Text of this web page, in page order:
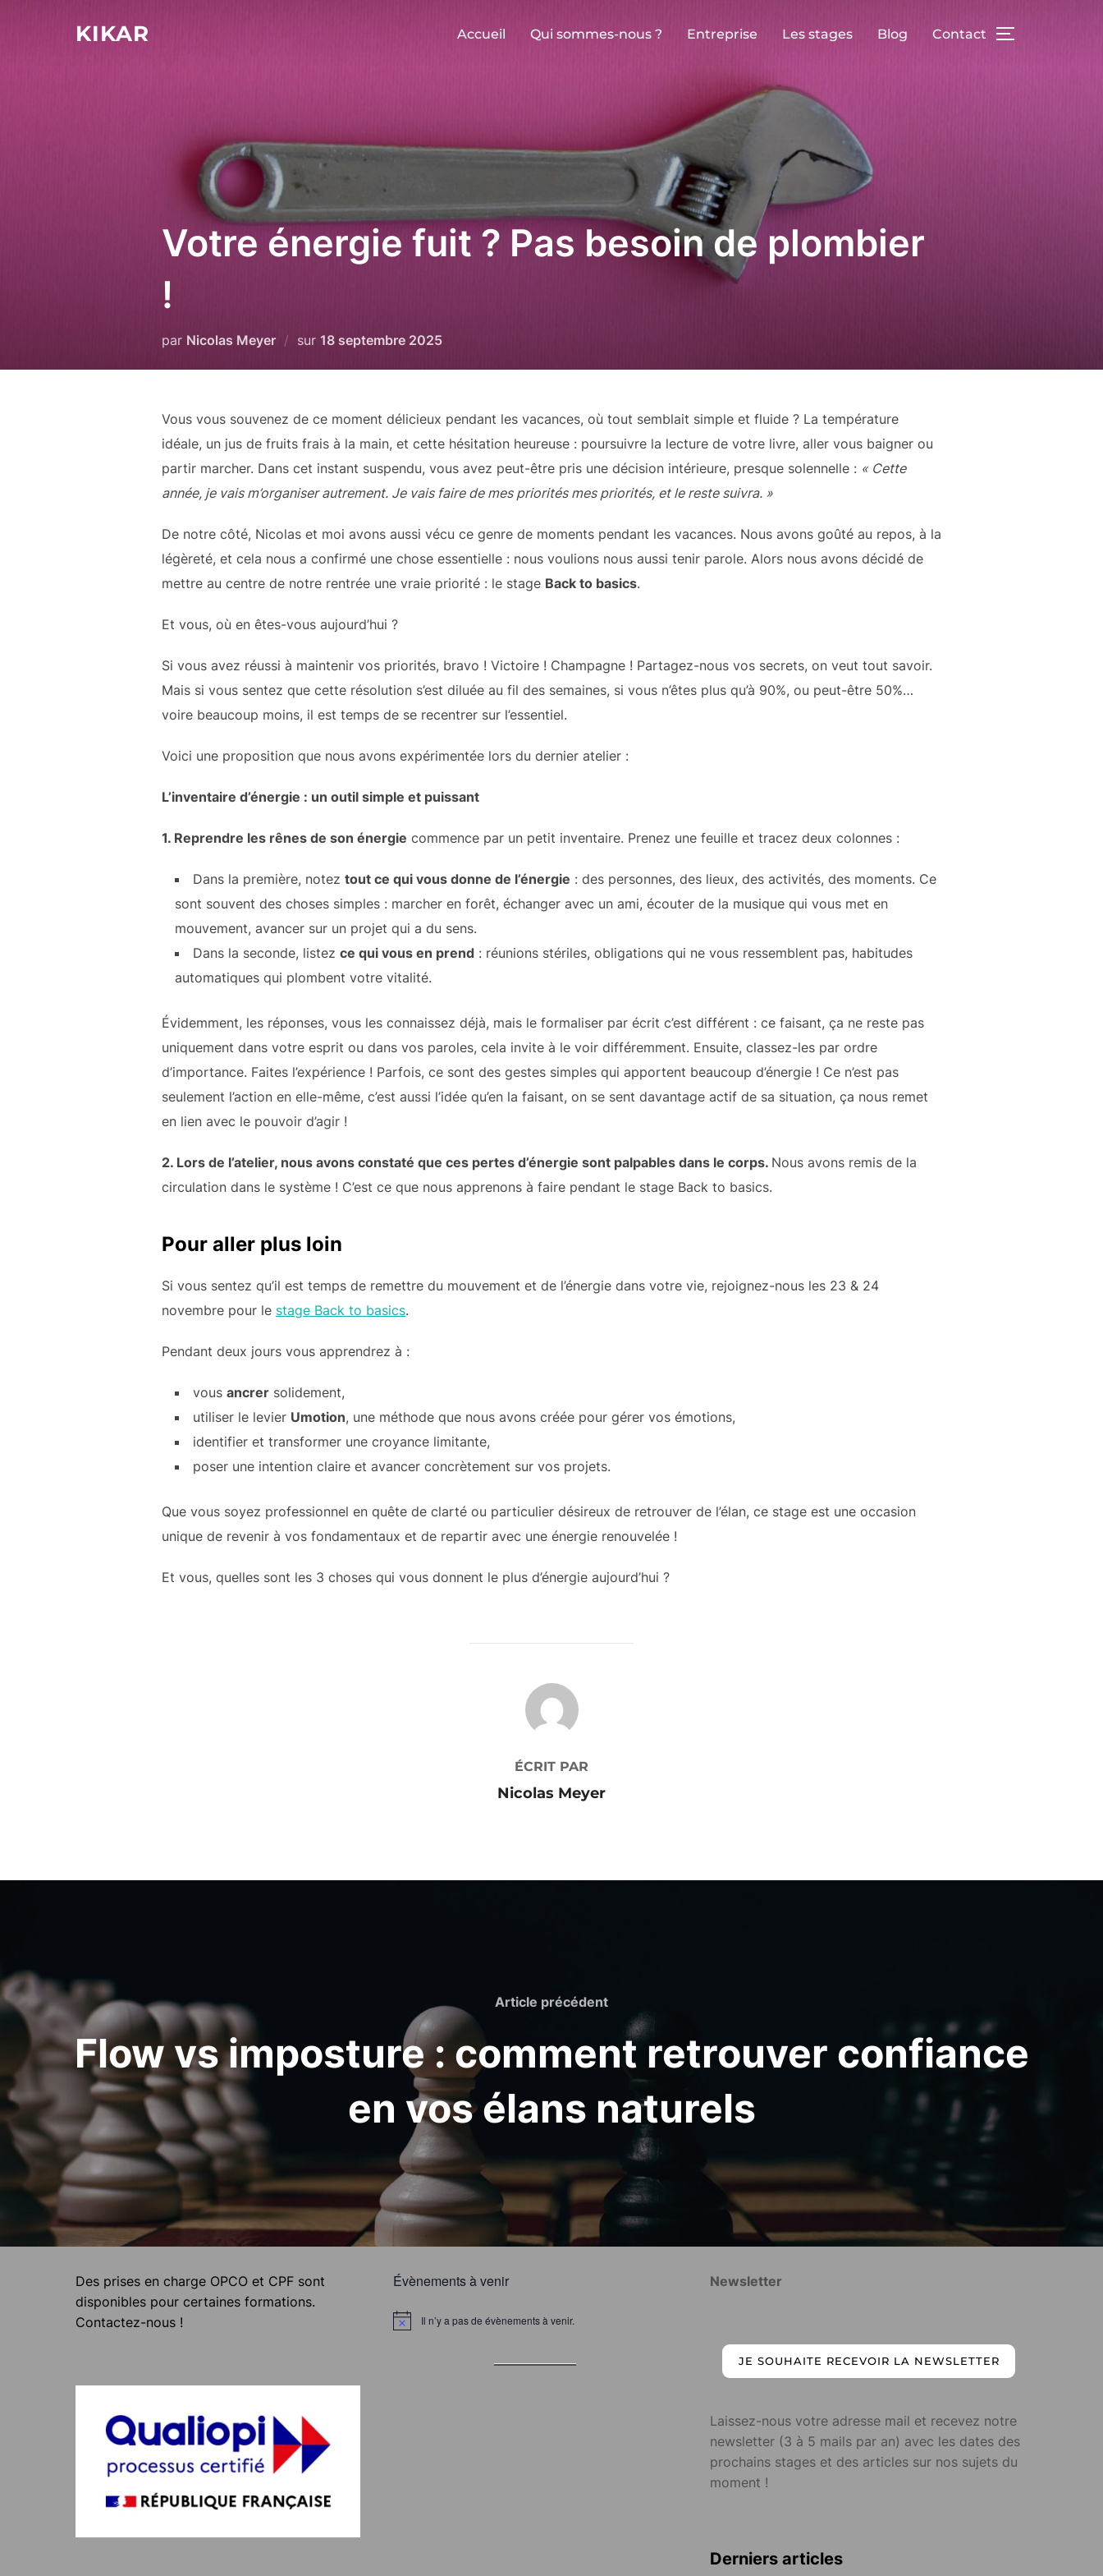
KIKAR Accueil Qui sommes-nous ? Entreprise Les stages Blog Contact PERMUTER
Votre énergie fuit ? Pas besoin de plombier
!
par Nicolas Meyer sur Publié
18 septembre 2025
Vous vous souvenez de ce moment délicieux pendant les vacances, où tout semblait simple et fluide ? La température
idéale, un jus de fruits frais à la main, et cette hésitation heureuse : poursuivre la lecture de votre livre, aller vous baigner ou
partir marcher. Dans cet instant suspendu, vous avez peut-être pris une décision intérieure, presque solennelle : « Cette
année, je vais m’organiser autrement. Je vais faire de mes priorités mes priorités, et le reste suivra. »
De notre côté, Nicolas et moi avons aussi vécu ce genre de moments pendant les vacances. Nous avons goûté au repos, à la
légèreté, et cela nous a confirmé une chose essentielle : nous voulions nous aussi tenir parole. Alors nous avons décidé de
mettre au centre de notre rentrée une vraie priorité : le stage Back to basics.
Et vous, où en êtes-vous aujourd’hui ?
Si vous avez réussi à maintenir vos priorités, bravo ! Victoire ! Champagne ! Partagez-nous vos secrets, on veut tout savoir.
Mais si vous sentez que cette résolution s’est diluée au fil des semaines, si vous n’êtes plus qu’à 90%, ou peut-être 50%…
voire beaucoup moins, il est temps de se recentrer sur l’essentiel.
Voici une proposition que nous avons expérimentée lors du dernier atelier :
L’inventaire d’énergie : un outil simple et puissant
1. Reprendre les rênes de son énergie commence par un petit inventaire. Prenez une feuille et tracez deux colonnes :
Dans la première, notez tout ce qui vous donne de l’énergie : des personnes, des lieux, des activités, des moments. Ce
sont souvent des choses simples : marcher en forêt, échanger avec un ami, écouter de la musique qui vous met en
mouvement, avancer sur un projet qui a du sens.
Dans la seconde, listez ce qui vous en prend : réunions stériles, obligations qui ne vous ressemblent pas, habitudes
automatiques qui plombent votre vitalité.
Évidemment, les réponses, vous les connaissez déjà, mais le formaliser par écrit c’est différent : ce faisant, ça ne reste pas
uniquement dans votre esprit ou dans vos paroles, cela invite à le voir différemment. Ensuite, classez-les par ordre
d’importance. Faites l’expérience ! Parfois, ce sont des gestes simples qui apportent beaucoup d’énergie ! Ce n’est pas
seulement l’action en elle-même, c’est aussi l’idée qu’en la faisant, on se sent davantage actif de sa situation, ça nous remet
en lien avec le pouvoir d’agir !
2. Lors de l’atelier, nous avons constaté que ces pertes d’énergie sont palpables dans le corps. Nous avons remis de la
circulation dans le système ! C’est ce que nous apprenons à faire pendant le stage Back to basics.
Pour aller plus loin
Si vous sentez qu’il est temps de remettre du mouvement et de l’énergie dans votre vie, rejoignez-nous les 23 & 24
novembre pour le stage Back to basics.
Pendant deux jours vous apprendrez à :
vous ancrer solidement,
utiliser le levier Umotion, une méthode que nous avons créée pour gérer vos émotions,
identifier et transformer une croyance limitante,
poser une intention claire et avancer concrètement sur vos projets.
Que vous soyez professionnel en quête de clarté ou particulier désireux de retrouver de l’élan, ce stage est une occasion
unique de revenir à vos fondamentaux et de repartir avec une énergie renouvelée !
Et vous, quelles sont les 3 choses qui vous donnent le plus d’énergie aujourd’hui ?
AUTEUR DE LA PUBLICATION
ÉCRIT PAR
Nicolas Meyer
l’article
Article
Article précédent
Flow vs imposture : comment retrouver confiance
en vos élans naturels
Des prises en charge OPCO et CPF sont
disponibles pour certaines formations.
Contactez-nous !
Évènements à venir
Il n’y a pas de évènements à venir.
Newsletter
JE SOUHAITE RECEVOIR LA NEWSLETTER
Laissez-nous votre adresse mail et recevez notre
newsletter (3 à 5 mails par an) avec les dates des
prochains stages et des articles sur nos sujets du
moment !
Derniers articles